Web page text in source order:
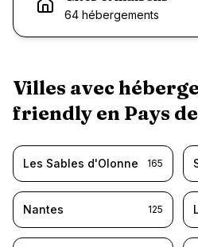
64 hébergements
Villes avec
friendly en Pays
Les Sables d'Olonne 165
Nantes 125